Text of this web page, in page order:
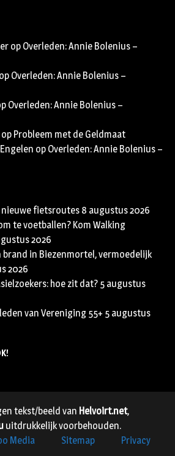
op Overleden: Annie Bolenius –
op Overleden: Annie Bolenius –
Overleden: Annie Bolenius –
op Probleem met de Geldmaat
op Overleden: Annie Bolenius –
nieuwe fietsroutes 8 augustus 2026
te voetballen? Kom Walking
2026
brand in Biezenmortel, vermoedelijk
2026
hoe zit dat? 5 augustus
van Vereniging 55+ 5 augustus
tekst/beeld van Helvoirt.net,
uitdrukkelijk voorbehouden.
Media
Sitemap
Privacy